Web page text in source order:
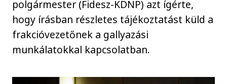
polgármester (Fidesz-KDNP) azt ígérte,
hogy írásban részletes tájékoztatást küld a
frakcióvezetőnek a gallyazási
munkálatokkal kapcsolatban.